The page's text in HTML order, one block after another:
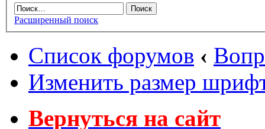
Расширенный поиск
Список форумов ‹
Изменить размер
Вернуться на сайт